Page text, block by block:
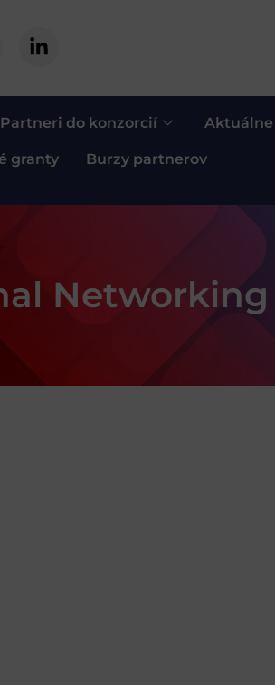
Partneri do konzorcií Aktuálne
granty Burzy partnerov
Networking